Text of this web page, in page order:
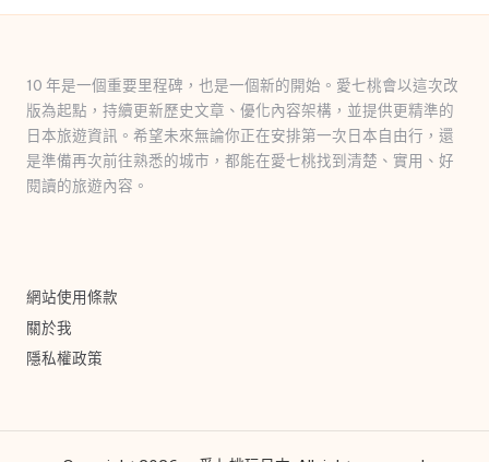
10 年是一個重要里程碑，也是一個新的開始。愛七桃會以這次改
版為起點，持續更新歷史文章、優化內容架構，並提供更精準的
日本旅遊資訊。希望未來無論你正在安排第一次日本自由行，還
是準備再次前往熟悉的城市，都能在愛七桃找到清楚、實用、好
閱讀的旅遊內容。
網站使用條款
關於我
隱私權政策